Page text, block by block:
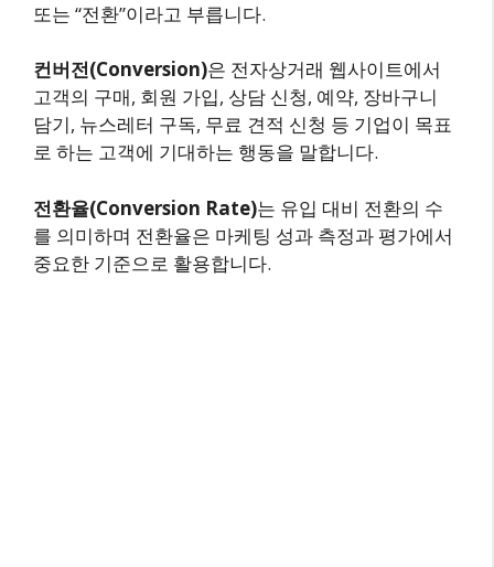
또는 “전환”이라고 부릅니다.
컨버전(Conversion)은 전자상거래 웹사이트에서
고객의 구매, 회원 가입, 상담 신청, 예약, 장바구니
담기, 뉴스레터 구독, 무료 견적 신청 등 기업이 목표
로 하는 고객에 기대하는 행동을 말합니다.
전환율(Conversion Rate)는 유입 대비 전환의 수
를 의미하며 전환율은 마케팅 성과 측정과 평가에서
중요한 기준으로 활용합니다.